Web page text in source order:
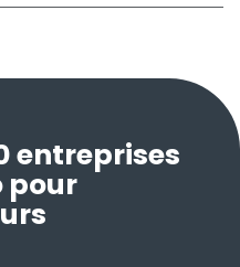
entreprises
pour